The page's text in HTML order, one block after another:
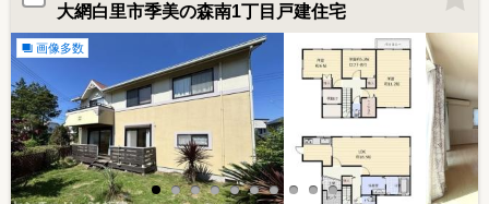
大網白里市季美の森南1丁目戸建住宅
画像多数